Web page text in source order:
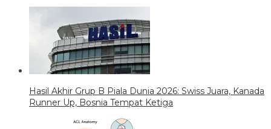
Hasil Akhir Grup B Piala Dunia 2026: Swiss Juara, Kanada
Runner Up, Bosnia Tempat Ketiga